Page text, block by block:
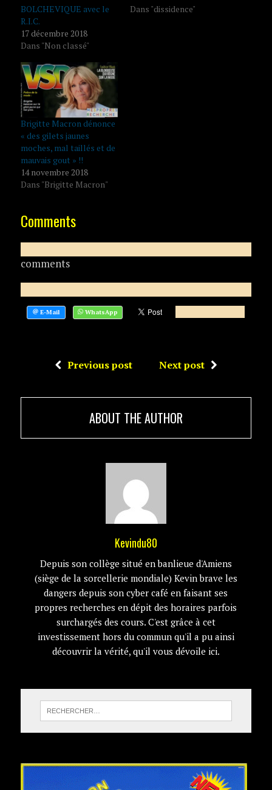
BOLCHEVIQUE avec le
R.I.C.
17 décembre 2018
Dans "Non classé"
Dans "dissidence"
Brigitte Macron dénonce
« des gilets jaunes
moches, mal taillés et de
mauvais gout » !!
14 novembre 2018
Dans "Brigitte Macron"
Comments
comments
Previous post Next post
ABOUT THE AUTHOR
Kevindu80
Depuis son collège situé en banlieue d'Amiens
(siège de la sorcellerie mondiale) Kevin brave les
dangers depuis son cyber café en faisant ses
propres recherches en dépit des horaires parfois
surchargés des cours. C'est grâce à cet
investissement hors du commun qu'il a pu ainsi
découvrir la vérité, qu'il vous dévoile ici.